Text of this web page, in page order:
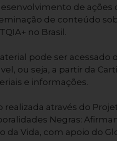
de ações
de conteúdo
no Brasil.
pode ser acessado
ou seja, a partir da
e informações.
realizada através do
Negras:
da Vida, com apoio do